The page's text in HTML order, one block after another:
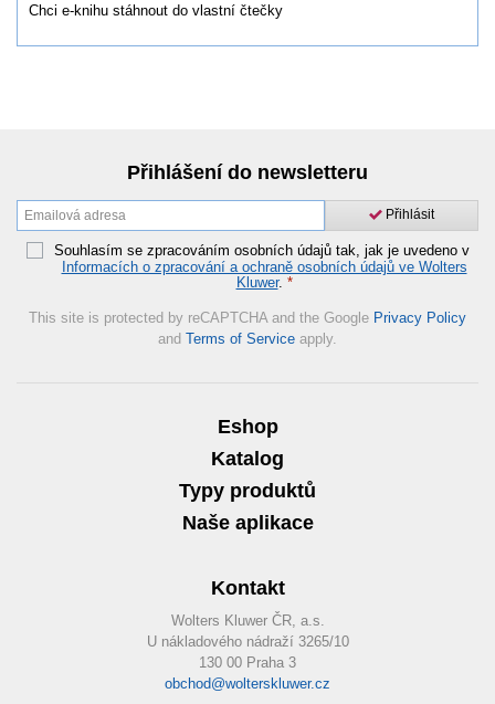
Chci e-knihu stáhnout do vlastní čtečky
Přihlášení do newsletteru
Přihlásit
Souhlasím se zpracováním osobních údajů tak, jak je uvedeno v
Informacích o zpracování a ochraně osobních údajů ve Wolters
Kluwer. *
This site is protected by reCAPTCHA and the Google Privacy Policy
and Terms of Service apply.
Eshop
Katalog
Typy produktů
Naše aplikace
Kontakt
Wolters Kluwer ČR, a.s.
U nákladového nádraží 3265/10
130 00 Praha 3
obchod@wolterskluwer.cz